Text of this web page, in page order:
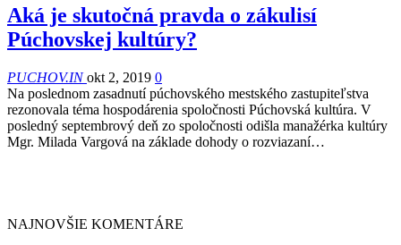
Aká je skutočná pravda o zákulisí
Púchovskej kultúry?
PUCHOV.INokt 2, 2019 0
Na poslednom zasadnutí púchovského mestského zastupiteľstva
rezonovala téma hospodárenia spoločnosti Púchovská kultúra. V
posledný septembrový deň zo spoločnosti odišla manažérka kultúry
Mgr. Milada Vargová na základe dohody o rozviazaní…
NAJNOVŠIE KOMENTÁRE